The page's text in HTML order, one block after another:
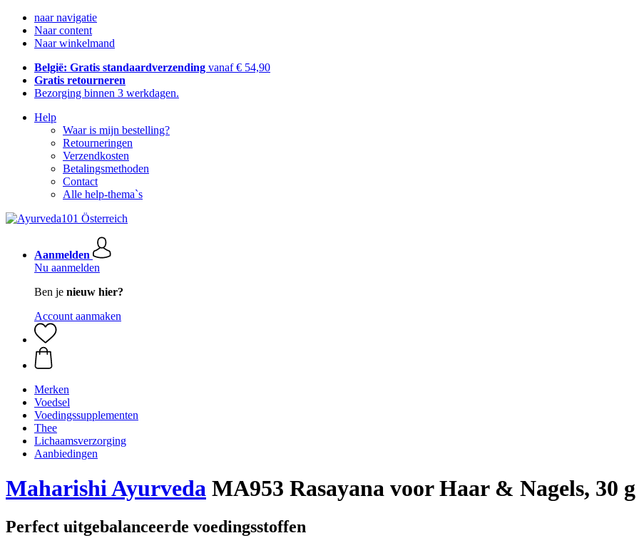
naar navigatie
Naar content
Naar winkelmand
België: Gratis standaardverzending vanaf € 54,90
Gratis retourneren
Bezorging binnen 3 werkdagen.
Help
Waar is mijn bestelling?
Retourneringen
Verzendkosten
Betalingsmethoden
Contact
Alle help-thema`s
Aanmelden
Nu aanmelden
Ben je nieuw hier?
Account aanmaken
Merken
Voedsel
Voedingssupplementen
Thee
Lichaamsverzorging
Aanbiedingen
Maharishi Ayurveda MA953 Rasayana voor Haar & Nagels, 30 g
Perfect uitgebalanceerde voedingsstoffen